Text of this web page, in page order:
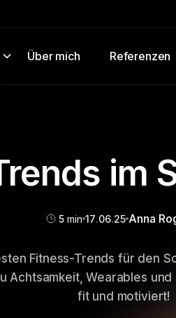
Über mich Referenzen
im
5 min 17.06.25 Anna
Fitness-Trends für den
Achtsamkeit, Wearables
fit und motiviert!